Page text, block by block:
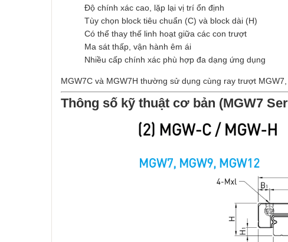
Độ chính xác cao, lặp lại vị trí ổn định
Tùy chọn block tiêu chuẩn (C) và block dài (H)
Có thể thay thế linh hoạt giữa các con trượt
Ma sát thấp, vận hành êm ái
Nhiều cấp chính xác phù hợp đa dạng ứng dụng
MGW7C và MGW7H thường sử dụng cùng ray trượt
Thông số kỹ thuật cơ bản (MGW7